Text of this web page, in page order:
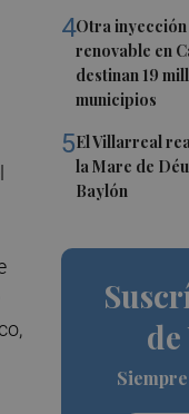
4Otra
renovable en
destinan 19
municipios
5El Villarreal
la Mare de
Baylón